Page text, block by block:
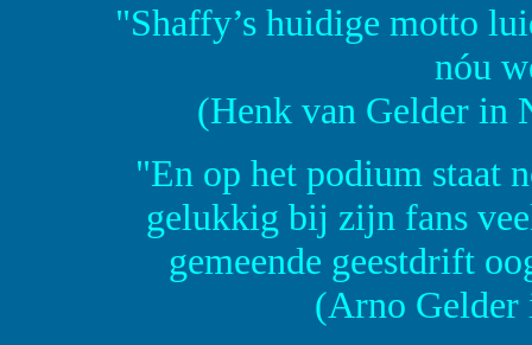
"Shaffy’s huidige motto
nóu
(Henk van Gelder in
"En op het podium staat
gelukkig bij zijn fans
gemeende geestdrift
(Arno